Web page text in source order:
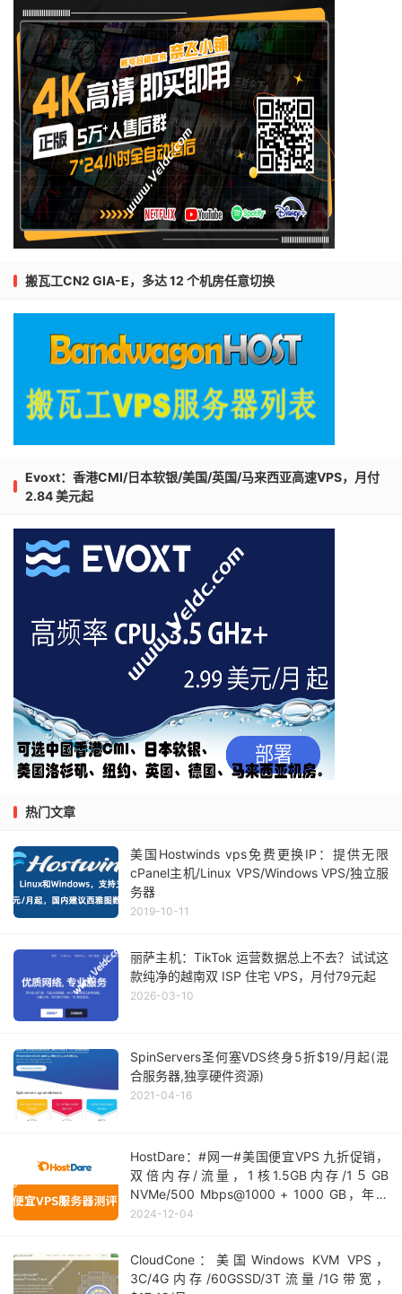
搬瓦工CN2 GIA-E，多达 12 个机房任意切换
Evoxt：香港CMI/日本软银/美国/英国/马来西亚高速VPS，月付
2.84 美元起
热门文章
美国Hostwinds vps免费更换IP：提供无限
cPanel主机/Linux VPS/Windows VPS/独立服
务器
2019-10-11
丽萨主机：TikTok 运营数据总上不去？试试这
款纯净的越南双 ISP 住宅 VPS，月付79元起
2026-03-10
SpinServers圣何塞VDS终身5折$19/月起(混
合服务器,独享硬件资源)
2021-04-16
HostDare：#网一#美国便宜VPS 九折促销，
双倍内存/流量，1核1.5GB内存/1５GB
NVMe/500 Mbps@1000 + 1000 GB，年付
＄9.89起
2024-12-04
CloudCone：美国Windows KVM VPS，
3C/4G内存/60GSSD/3T流量/1G带宽，